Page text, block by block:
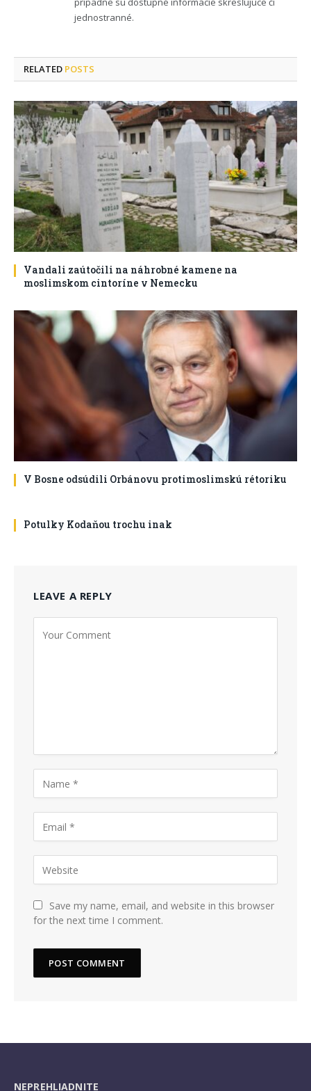
jednostranné.
RELATED POSTS
Vandali zaútočili na náhrobné kamene na
moslimskom cintoríne v Nemecku
V Bosne odsúdili Orbánovu protimoslimskú rétoriku
Potulky Kodaňou trochu inak
LEAVE A REPLY
Save my name, email, and website in this browser
for the next time I comment.
NEPREHLIADNITE